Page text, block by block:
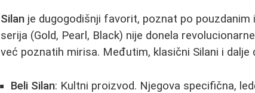
Silan je dugogodišnji favorit, poznat po pouzdanim
serija (Gold, Pearl, Black) nije donela
već poznatih mirisa. Međutim, klasični Silani i dalje
Beli Silan: Kultni proizvod. Njegova specifična,